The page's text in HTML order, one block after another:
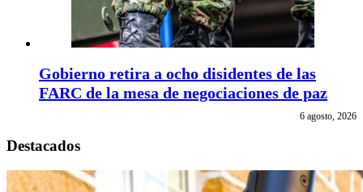
Gobierno retira a ocho disidentes de las
FARC de la mesa de negociaciones de paz
6 agosto, 2026
Destacados